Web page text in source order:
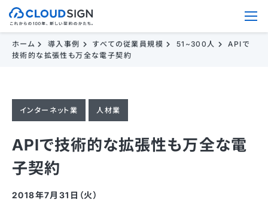
ホーム 導入事例 すべての従業員規模 51~300人
APIで
技術的な拡張性も万全な電子契約
インターネット業 人材業
APIで技術的な拡張性も万全な電
子契約
2018年7月31日（火）